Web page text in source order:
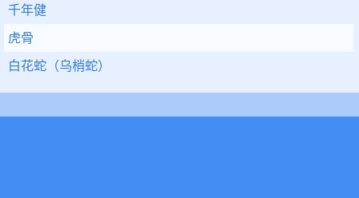
千年健
虎骨
白花蛇（乌梢蛇）